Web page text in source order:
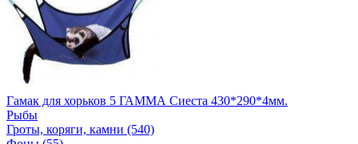
Гамак для хорьков 5 ГАММА Сиеста 430*290*4мм.
Рыбы
Гроты, коряги, камни (540)